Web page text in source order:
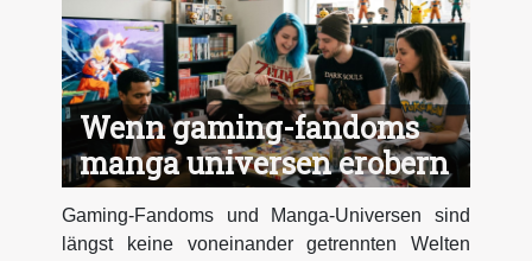
Wenn gaming-fandoms
manga universen erobern
Gaming-Fandoms und Manga-Universen sind
längst keine voneinander getrennten Welten